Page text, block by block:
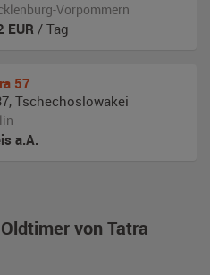
von Tatra
Vorpommern
EUR / Tag
57
, Tschechoslowakei
a.A.